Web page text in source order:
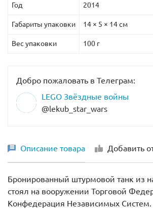
Год 2014
Габариты упаковки 14 × 5 × 14 см
Вес упаковки 100 г
Добро пожаловать в Телеграм:
LEGO Звёздные войны
@lekub_star_wars
Описание товара Добавить
Бронированный штурмовой танк из
стоял на вооружении Торговой
Конфедерация Независимых